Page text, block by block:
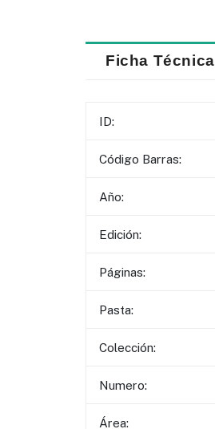
Ficha Técnica
ID:
Código Barras:
Año:
Edición:
Páginas:
Pasta:
Colección:
Numero:
Área: